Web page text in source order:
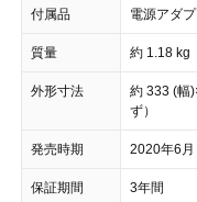
付属品 電源アダ
質量 約 1.18 kg
外形寸法
約 333 (幅
ず）
発売時期 2020年6月
保証期間 3年間